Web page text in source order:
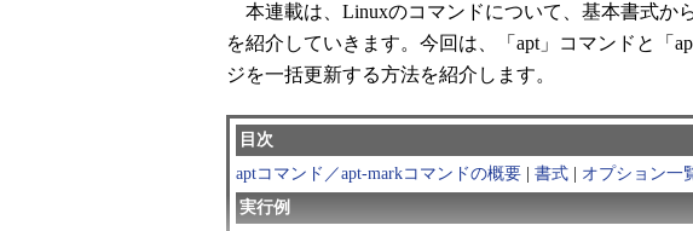
本連載は、Linuxのコマンドについて、基本書式か
を紹介していきます。今回は、「apt」コマンドと「
ジを一括更新する方法を紹介します。
目次
aptコマンド／apt-markコマンドの概要
書式
オプション一
実行例